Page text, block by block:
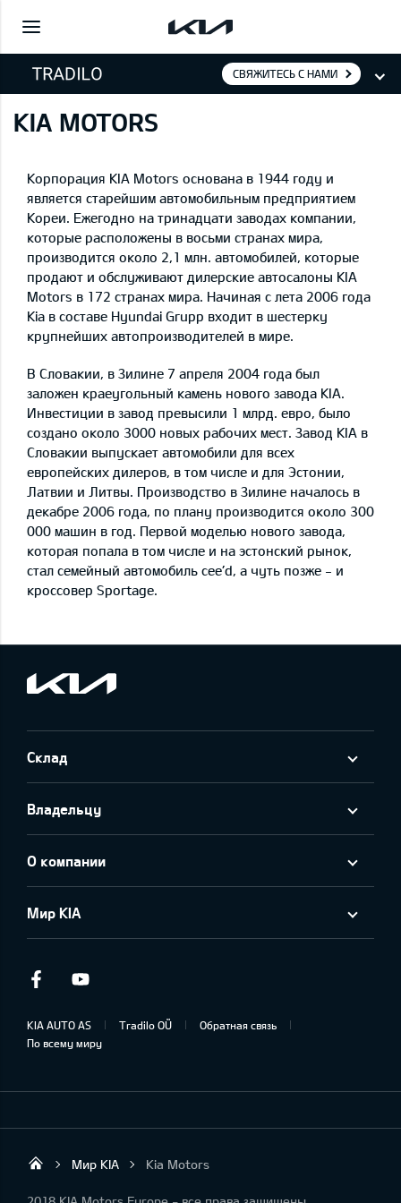
СВЯЖИТЕСЬ С НАМИ
KIA MOTORS
Корпорация KIA Motors основана в 1944 году и
является старейшим автомобильным предприятием
Кореи. Ежегодно на тринадцати заводах компании,
которые расположены в восьми странах мира,
производится около 2,1 млн. автомобилей, которые
продают и обслуживают дилерские автосалоны KIA
Motors в 172 странах мира. Начиная с лета 2006 года
Kia в составе Hyundai Grupp входит в шестерку
крупнейших автопроизводителей в мире.
В Словакии, в Зилине 7 апреля 2004 года был
заложен краеугольный камень нового завода KIA.
Инвестиции в завод превысили 1 млрд. евро, было
создано около 3000 новых рабочих мест. Завод KIA в
Словакии выпускает автомобили для всех
европейских дилеров, в том числе и для Эстонии,
Латвии и Литвы. Производство в Зилине началось в
декабре 2006 года, по плану производится около 300
000 машин в год. Первой моделью нового завода,
которая попала в том числе и на эстонский рынок,
стал семейный автомобиль cee’d, а чуть позже - и
кроссовер Sportage.
Склад
Владельцу
О компании
Мир KIA
Facebook
KIA AUTO AS Tradilo OÜ
Обратная связь
По всему миру
Tradilo OÜ
Мир KIA Kia Motors